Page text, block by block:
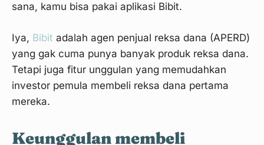
sana, kamu bisa pakai aplikasi Bibit.
Iya, Bibit adalah agen penjual reksa dana (APERD)
yang gak cuma punya banyak produk reksa dana.
Tetapi juga fitur unggulan yang memudahkan
investor pemula membeli reksa dana pertama
mereka.
Keunggulan membeli